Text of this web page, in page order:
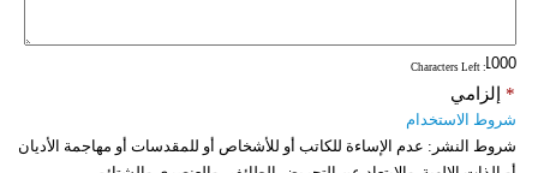
: Characters Left
إلزامي *
شروط الاستخدام
شروط النشر: عدم الإساءة للكاتب أو للأشخاص أو للمقدسات أو مهاجمة الأديان